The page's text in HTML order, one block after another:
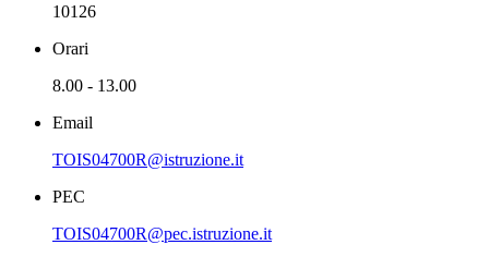
10126
Orari
8.00 - 13.00
Email
TOIS04700R@istruzione.it
PEC
TOIS04700R@pec.istruzione.it